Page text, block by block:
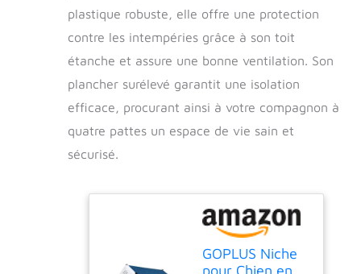
plastique robuste, elle offre une protection
contre les intempéries grâce à son toit
étanche et assure une bonne ventilation. Son
plancher surélevé garantit une isolation
efficace, procurant ainsi à votre compagnon à
quatre pattes un espace de vie sain et
sécurisé.
GOPLUS Niche
pour Chien en